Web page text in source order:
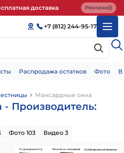
доставка Реклама
+7 (812) 244-95-17
Распродажа остатков Фото
Мансардные окна
Производитель:
Фото 103 Видео 3